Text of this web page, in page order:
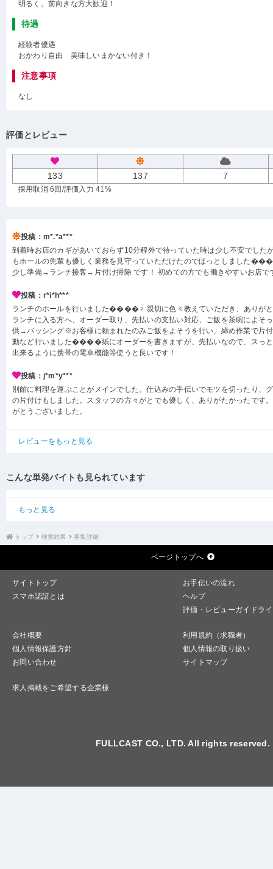
明るく、前向きな方大歓迎！
待遇
経験者優遇
おかわり自由 美味しいまかない付き！
注意事項
なし
評価とレビュー
133 137 7
採用取消 6回 /評価入力 41%
投稿：m*.*a***
到着時お店のカギがあいておらず10分程外で待っていた時は少し不安でした
もホールの先輩も優しく業務を見守っていただけたのでほっとしました
少し準備→ランチ接客→片付け掃除 です！ 初めての方でも働きやすいお
投稿：r*i*h***
ランチのホールを行いました����‍♀️ 親切に色々教えていただき、あり
ランチに入る方へ、オーダー取り、先払いの支払い対応、ご飯を茶碗によそ
供→バッシング※お客様に頼まれたのみご飯をよそうを行い、締め作業で片
動など行いました����紙にオーダーを書きますが、先払いなので、スっ
出来るように携帯の電卓機能等使うと良いです！
投稿：j*m*y***
別館に料理を運ぶことがメインでした。仕込みの手伝いでモツを切ったり、
の片付けもしました。スタッフの方々がとでも優しく、ありがたかったです
がとうございました。
レビューをもっと見る
こんな単発バイトも見られています
もっと見る
トップ 検索結果 募集詳細
ページトップへ
サイトトップ
お手伝いの流れ
スマホ認証とは
ヘルプ
評価・レビューガイドラ
会社概要
利用規約（求職者）
個人情報保護方針
個人情報の取り扱い
お問い合わせ
サイトマップ
求人掲載をご希望する企業様
FULLCAST CO., LTD. All rights reserved.